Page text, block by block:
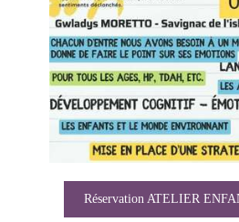
Réservation ATELIER